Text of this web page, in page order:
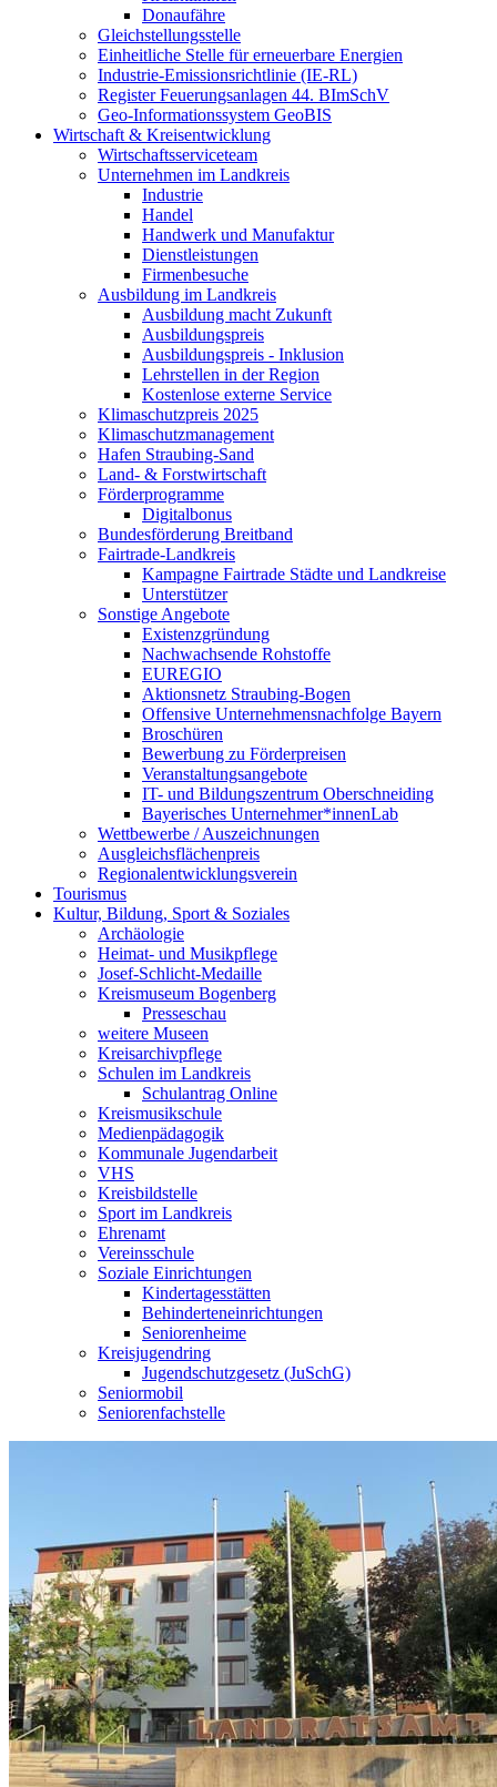
Donaufähre
Gleichstellungsstelle
Einheitliche Stelle für erneuerbare Energien
Industrie-Emissionsrichtlinie (IE-RL)
Register Feuerungsanlagen 44. BImSchV
Geo-Informationssystem GeoBIS
Wirtschaft & Kreisentwicklung
Wirtschaftsserviceteam
Unternehmen im Landkreis
Industrie
Handel
Handwerk und Manufaktur
Dienstleistungen
Firmenbesuche
Ausbildung im Landkreis
Ausbildung macht Zukunft
Ausbildungspreis
Ausbildungspreis - Inklusion
Lehrstellen in der Region
Kostenlose externe Service
Klimaschutzpreis 2025
Klimaschutzmanagement
Hafen Straubing-Sand
Land- & Forstwirtschaft
Förderprogramme
Digitalbonus
Bundesförderung Breitband
Fairtrade-Landkreis
Kampagne Fairtrade Städte und Landkreise
Unterstützer
Sonstige Angebote
Existenzgründung
Nachwachsende Rohstoffe
EUREGIO
Aktionsnetz Straubing-Bogen
Offensive Unternehmensnachfolge Bayern
Broschüren
Bewerbung zu Förderpreisen
Veranstaltungsangebote
IT- und Bildungszentrum Oberschneiding
Bayerisches Unternehmer*innenLab
Wettbewerbe / Auszeichnungen
Ausgleichsflächenpreis
Regionalentwicklungsverein
Tourismus
Kultur, Bildung, Sport & Soziales
Archäologie
Heimat- und Musikpflege
Josef-Schlicht-Medaille
Kreismuseum Bogenberg
Presseschau
weitere Museen
Kreisarchivpflege
Schulen im Landkreis
Schulantrag Online
Kreismusikschule
Medienpädagogik
Kommunale Jugendarbeit
VHS
Kreisbildstelle
Sport im Landkreis
Ehrenamt
Vereinsschule
Soziale Einrichtungen
Kindertagesstätten
Behinderteneinrichtungen
Seniorenheime
Kreisjugendring
Jugendschutzgesetz (JuSchG)
Seniormobil
Seniorenfachstelle